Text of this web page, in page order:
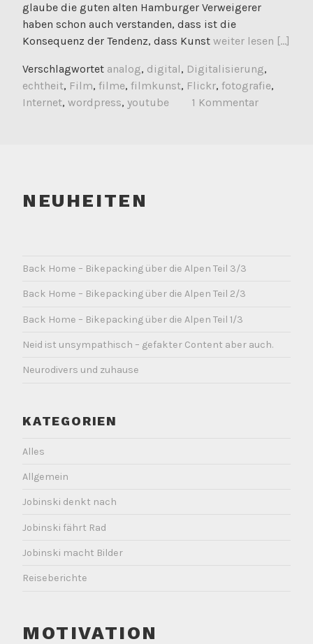
glaube die guten alten Hamburger Verweigerer
haben schon auch verstanden, dass ist die
Konsequenz der Tendenz, dass Kunst weiter lesen [...]
Verschlagwortet analog, digital, Digitalisierung,
echtheit, Film, filme, filmkunst, Flickr, fotografie,
Internet, wordpress, youtube 1 Kommentar
NEUHEITEN
Back Home – Bikepacking über die Alpen Teil 3/3
Back Home – Bikepacking über die Alpen Teil 2/3
Back Home – Bikepacking über die Alpen Teil 1/3
Neid ist unsympathisch – gefakter Content aber auch.
Neurodivers und zuhause
KATEGORIEN
Alles
Allgemein
Jobinski denkt nach
Jobinski fährt Rad
Jobinski macht Bilder
Reiseberichte
MOTIVATION